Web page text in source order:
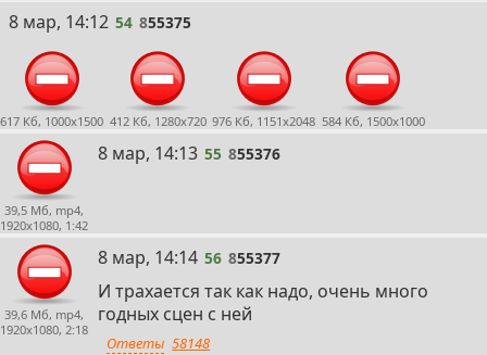
54
8 мар, 14:12 54 855375
617 Кб, 1000x1500 412 Кб, 1280x720 976 Кб, 1151x2048 584 Кб, 1500x1000
39,5 Мб, mp4,
1920x1080, 1:42
55
8 мар, 14:13 55 855376
39,6 Мб, mp4,
1920x1080, 2:18
56
8 мар, 14:14 56 855377
И трахается так как надо, очень много
годных сцен с ней
Ответы 58148